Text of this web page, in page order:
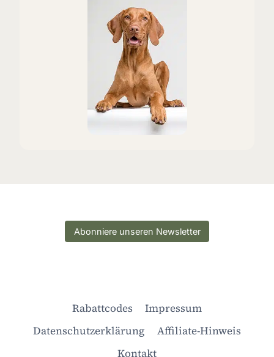
H
Abonniere unseren Newsletter
Rabattcodes
Impressum
Datenschutzerklärung
Affiliate-Hinweis
Kontakt